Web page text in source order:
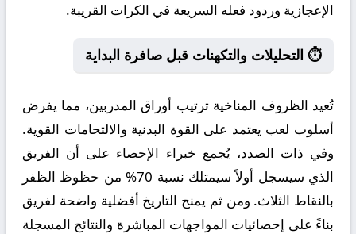
الإعجازية وردود فعله السريعة في الكرات القريبة.
⏱️ التحليلات والتكهنات قبل صافرة البداية
تُعيد الظروف المناخية ترتيب أوراق المدربين، مما يفرض
أسلوب لعب يعتمد على القوة البدنية والالتحامات القوية.
وفي ذات الصدد، يُجمع خبراء الإحصاء على أن الفريق
الذي سيسجل أولاً سيمتلك نسبة 70% من حظوظ الظفر
بالنقاط الثلاث. ومن ثم يمنح التاريخ أفضلية واضحة لفريق
بناءً على إحصائيات المواجهات المباشرة والنتائج المسجلة